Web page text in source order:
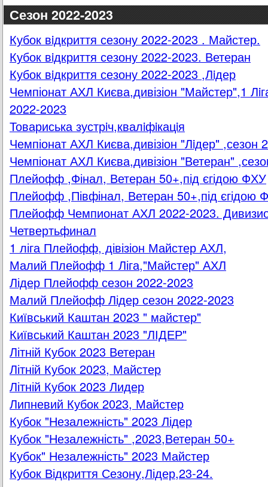
Сезон 2022-2023
Кубок вiдкриття сезону 2022-2023 . Майстер.
Кубок вiдкриття сезону 2022-2023. Ветеран
Кубок вiдкриття сезону 2022-2023 ,Лiдер
Чемпіонат АХЛ Києва,дивізіон "Майстер",1
2022-2023
Товариська зустрiч,квалiфiкацiя
Чемпіонат АХЛ Києва,дивізіон "Лiдер" ,сезон
Чемпіонат АХЛ Києва,дивізіон "Ветеран"
Плейофф ,Фінал, Ветеран 50+,під єгідою ФХУ
Плейофф ,Півфінал, Ветеран 50+,під єгідою
Плейофф Чемпионат АХЛ 2022-2023.
Четвертьфинал
1 ліга Плейофф, дівізіон Майстер АХЛ,
Малий Плейофф 1 Ліга,"Майстер" АХЛ
Лідер Плейофф сезон 2022-2023
Малий Плейофф Лідер сезон 2022-2023
Київський Каштан 2023 " майстер"
Київський Каштан 2023 "ЛІДЕР"
Літній Кубок 2023 Ветеран
Літній Кубок 2023, Майстер
Літній Кубок 2023 Лидер
Липневий Кубок 2023, Майстер
Кубок "Незалежність" 2023 Лідер
Кубок "Незалежність" ,2023,Ветеран 50+
Кубок" Незалежність" 2023 Майстер
Кубок Відкриття Сезону,Лідер,23-24.